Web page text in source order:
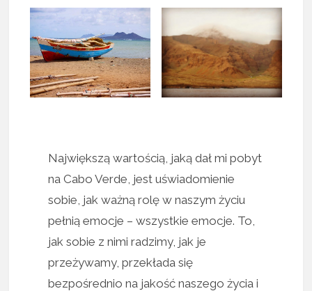
Największą wartością, jaką dał mi pobyt
na Cabo Verde, jest uświadomienie
sobie, jak ważną rolę w naszym życiu
pełnią emocje – wszystkie emocje. To,
jak sobie z nimi radzimy, jak je
przeżywamy, przekłada się
bezpośrednio na jakość naszego życia i